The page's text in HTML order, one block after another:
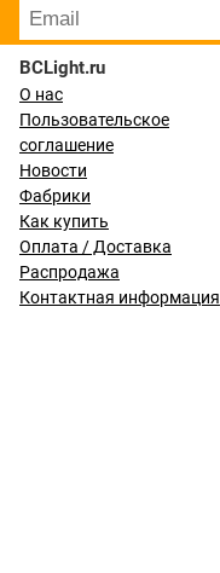
BCLight.ru
О нас
Пользовательское
соглашение
Новости
Фабрики
Как купить
Оплата / Доставка
Распродажа
Контактная информация